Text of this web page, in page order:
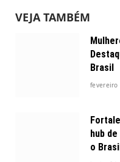
VEJA TAMBÉM
Brasil
fevereiro
hub
o